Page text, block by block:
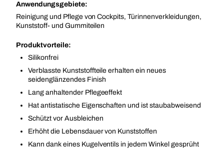
Anwendungsgebiete:
Reinigung und Pflege von Cockpits, Türinnenverkleidungen,
Kunststoff- und Gummiteilen
Produktvorteile:
Silikonfrei
Verblasste Kunststoffteile erhalten ein neues
seidenglänzendes Finish
Lang anhaltender Pflegeeffekt
Hat antistatische Eigenschaften und ist staubabweisend
Schützt vor Ausbleichen
Erhöht die Lebensdauer von Kunststoffen
Kann dank eines Kugelventils in jedem Winkel gesprüht